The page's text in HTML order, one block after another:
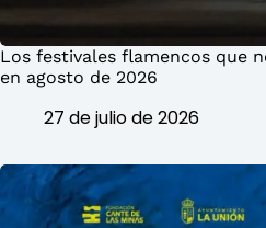
Los festivales flamencos que
en agosto de 2026
27 de julio de 2026